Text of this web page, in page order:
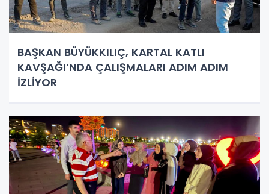
BAŞKAN BÜYÜKKILIÇ, KARTAL KATLI
KAVŞAĞI’NDA ÇALIŞMALARI ADIM ADIM
İZLİYOR